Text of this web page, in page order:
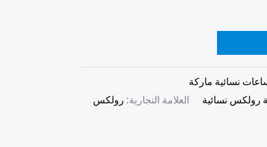
نسائية ماركة
رولكس نسائية العلامة التجارية: رولكس